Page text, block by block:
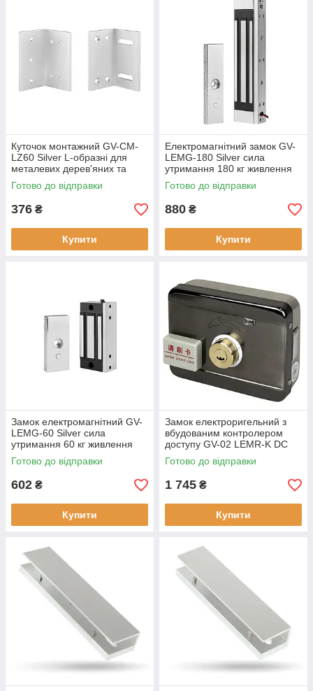
Куточок монтажний GV-CM-
LZ60 Silver L-образні для
металевих дерев'яних та
металопластикових дверей
Готово до відправки
376 ₴
Купити
Електромагнітний замок GV-
LEMG-180 Silver сила
утримання 180 кг живлення
12V/2A
Готово до відправки
880 ₴
Купити
Замок електромагнітний GV-
LEMG-60 Silver сила
утримання 60 кг живлення
12V/2A
Готово до відправки
602 ₴
Купити
Замок електроригельний з
вбудованим контролером
доступу GV-02 LEMR-K DC
12V 2000 карт
Готово до відправки
1 745 ₴
Купити